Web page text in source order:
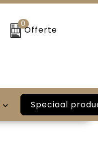
0
Offerte
Speciaal